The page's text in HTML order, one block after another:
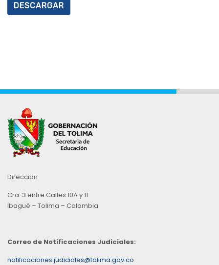
DESCARGAR
Direccion
Cra. 3 entre Calles 10A y 11
Ibagué – Tolima – Colombia
Correo de Notificaciones Judiciales:
notificaciones.judiciales@tolima.gov.co